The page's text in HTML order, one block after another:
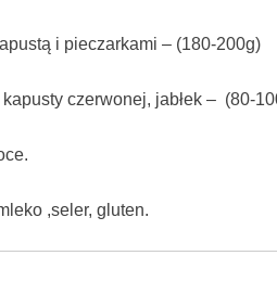
i pieczarkami – (180-200g)
czerwonej, jabłek – (80-
,seler, gluten.